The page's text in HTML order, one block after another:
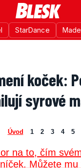
StarDance
koček:
syrové
Úvod 1 2 3 4 5